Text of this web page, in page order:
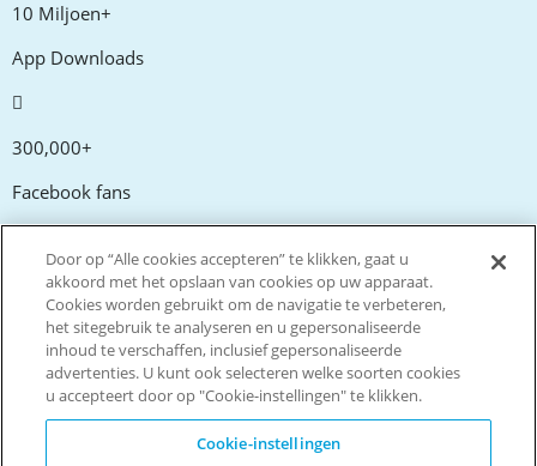
10 Miljoen+
App Downloads
300,000+
Facebook fans
20,000+
Kortingscodes
Live more. Spend less.
© Copyright Invitation Digital Ltd. Alle rechten voorbehouden
Door op “Alle cookies accepteren” te klikken, gaat u
akkoord met het opslaan van cookies op uw apparaat.
Cookies worden gebruikt om de navigatie te verbeteren,
het sitegebruik te analyseren en u gepersonaliseerde
inhoud te verschaffen, inclusief gepersonaliseerde
advertenties. U kunt ook selecteren welke soorten cookies
u accepteert door op "Cookie-instellingen" te klikken.
Cookie-instellingen